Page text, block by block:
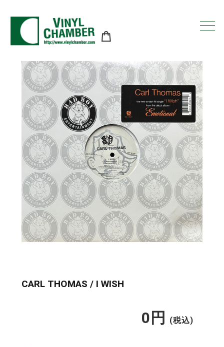
CARL THOMAS / I WISH
0円 (税込)